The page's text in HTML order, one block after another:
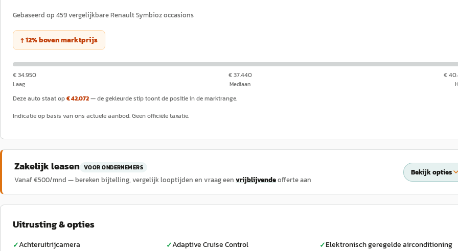
Gebaseerd op 459vergelijkbareRenaultSymbiozoccasions
↑12%bovenmarktprijs
€ 34.950
Laag
€ 37.440
Mediaan
€
Deze auto staat op€ 42.072— de gekleurde stip toont de positie in de marktrange.
Indicatie op basis van ons actuele aanbod. Geen officiële taxatie.
Zakelijk leasen VOOR ONDERNEMERS
Vanaf €500/mnd — bereken bijtelling, vergelijk looptijden en vraag een vrijblijvendeofferte aan
Bekijk opties
Uitrusting & opties
✓Achteruitrijcamera ✓Adaptive Cruise Control ✓Elektronisch geregelde airconditioning